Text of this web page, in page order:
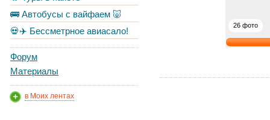
🚌 Автобусы с вайфаем 🐷
💀✈️ Бессметрное авиасало!
Форум
Материалы
в Моих лентах
26 фото